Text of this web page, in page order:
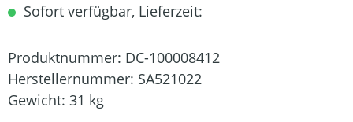
Sofort verfügbar, Lieferzeit:
Produktnummer: DC-100008412
Herstellernummer: SA521022
Gewicht: 31 kg